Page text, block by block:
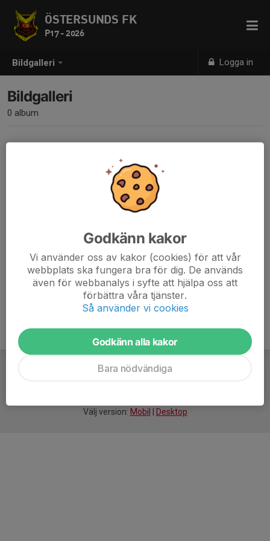
Bildgalleri Logga in
ÖSTERSUNDS FK
P17 - 2026
Bildgalleri
0 album
Inga album skapade
Välj version: Mobil Desktop
Godkänn kakor
Vi använder oss av kakor (cookies) för att vår
webbplats ska fungera bra för dig. De används
även för webbanalys i syfte att hjälpa oss att
förbättra våra tjänster.
Så använder vi cookies
Godkänn alla kakor
Bara nödvändiga